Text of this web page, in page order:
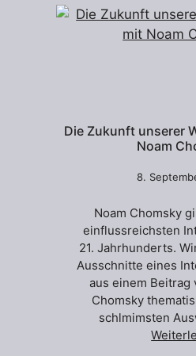
Die Zukunft unserer
Noam
8.
Noam Chomsky
einflussreichsten
21. Jahrhunderts.
Ausschnitte eines
aus einem Beitrag
Chomsky
schlmimsten